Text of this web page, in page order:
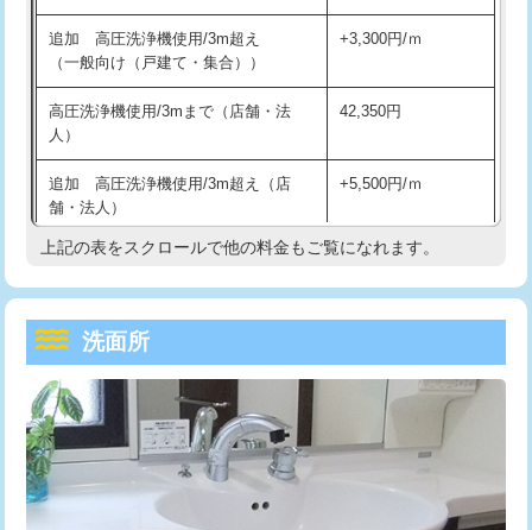
マス交換（深さ50㎝以上） 66,000円
コンクリート斫り（厚さ10㎝まで） 27,500円
コンクリート斫り（厚さ10㎝超え）
モルタル補修（厚さ10㎝まで）
モルタル補修（厚さ10㎝超え） 38,500円
洗面台設置 38,500円
追加人工
廃棄・処分 現場見積
※給水管工事は20mmまでの価格です。
持込商品取付（混合水栓） 16,500円
給水管工事※（ホール加工)
給水管工事※（バンド止め) 3,300円
給水管工事※（支持金具設置) 5,500円
給水管工事※（保温材使用（バンド止
め込み）)
5,500円
給水管工事※（土の掘削・埋め戻し作
業)
11,000円
給水管工事※（塩ビ管（VP・HI）使
用/3ｍまで)
33,000円
給水管工事※（塩ビ管（VP・HI）使
追加 高圧洗浄機使用/3m超え
（一般向け（戸建て・集合））
+3,300円/ｍ
高圧洗浄機使用/3mまで（店舗・法
人）
42,350円
追加 高圧洗浄機使用/3m超え（店
舗・法人）
+5,500円/ｍ
高度高圧洗浄換 現地調査
トーラー機使用/3mまで
追加トーラー機使用/3m超え +3,300円
カメラ調査 33,000円
桝清掃
上記の表をスクロールで他の料金もご覧になれます。
洗面所